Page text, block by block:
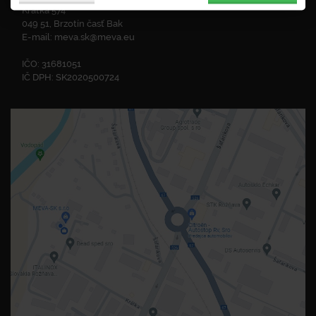
Krátka 574
049 51, Brzotín časť Bak
E-mail: meva.sk@meva.eu
IČO: 31681051
IČ DPH: SK2020500724